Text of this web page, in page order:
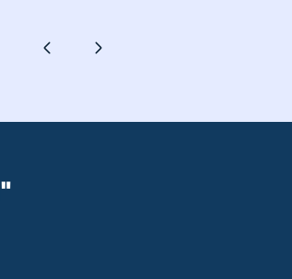
Pagina precedentePagina successiva